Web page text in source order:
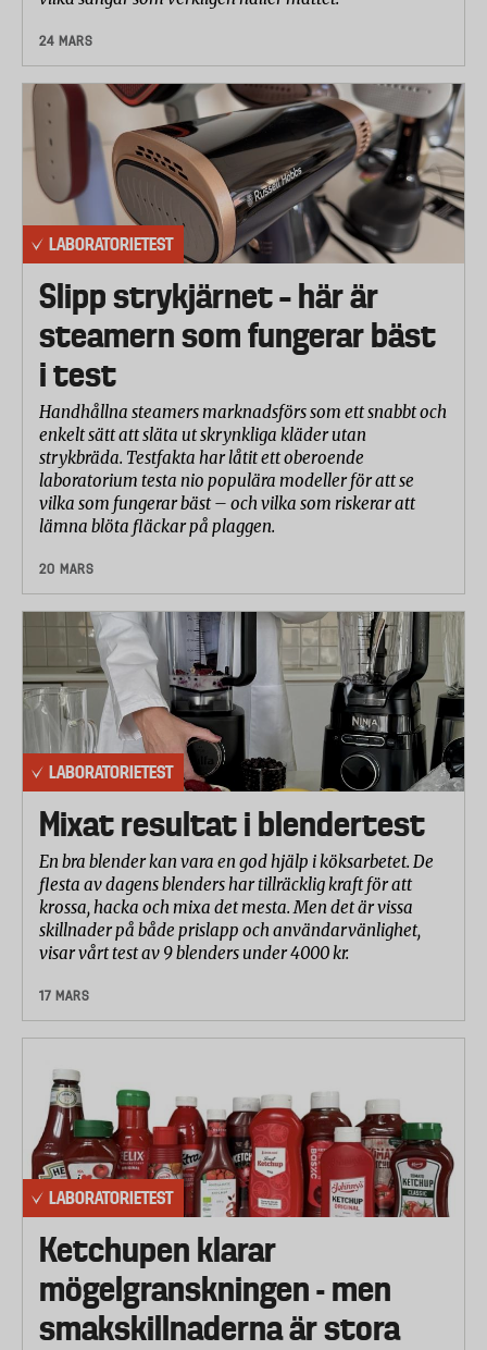
24 MARS
LABORATORIETEST
Slipp strykjärnet – här är
steamern som fungerar bäst
i test
Handhållna steamers marknadsförs som ett snabbt och
enkelt sätt att släta ut skrynkliga kläder utan
strykbräda. Testfakta har låtit ett oberoende
laboratorium testa nio populära modeller för att se
vilka som fungerar bäst – och vilka som riskerar att
lämna blöta fläckar på plaggen.
20 MARS
LABORATORIETEST
Mixat resultat i blendertest
En bra blender kan vara en god hjälp i köksarbetet. De
flesta av dagens blenders har tillräcklig kraft för att
krossa, hacka och mixa det mesta. Men det är vissa
skillnader på både prislapp och användarvänlighet,
visar vårt test av 9 blenders under 4000 kr.
17 MARS
LABORATORIETEST
Ketchupen klarar
mögelgranskningen - men
smakskillnaderna är stora